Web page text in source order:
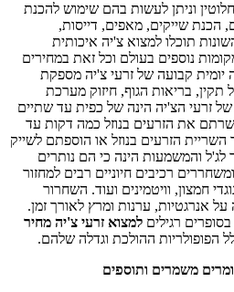
וניתן לעשות בהם שימוש להכנת
הכנת שייקים, מאפים, דייסות,
תוכלו למצוא צ'יה איכותית
נוספים בעולם וכל זאת במחירים
יומית קבועה של זרעי צ'יה מספקת
בריאות הגוף, חיזוק מערכת
זרעי הצ'יה הינה של כפית עד שתיים
את הזרעים בנוזל כמה דקות עד
הזרעים בנוזל או הוספתם לשייק
והמשמעות הינה כי הם נותרים
רכיבים חיוניים רבים למחזור
חמצון, וויטמינים ועוד. השחרור
אנרגטיות, ערנות ומרץ לאורך זמן.
רגילים למצוא זרעי צ'יה מחיר
הפופולריות ההולכת וגדלה שלהם.
משמרים ותוספים